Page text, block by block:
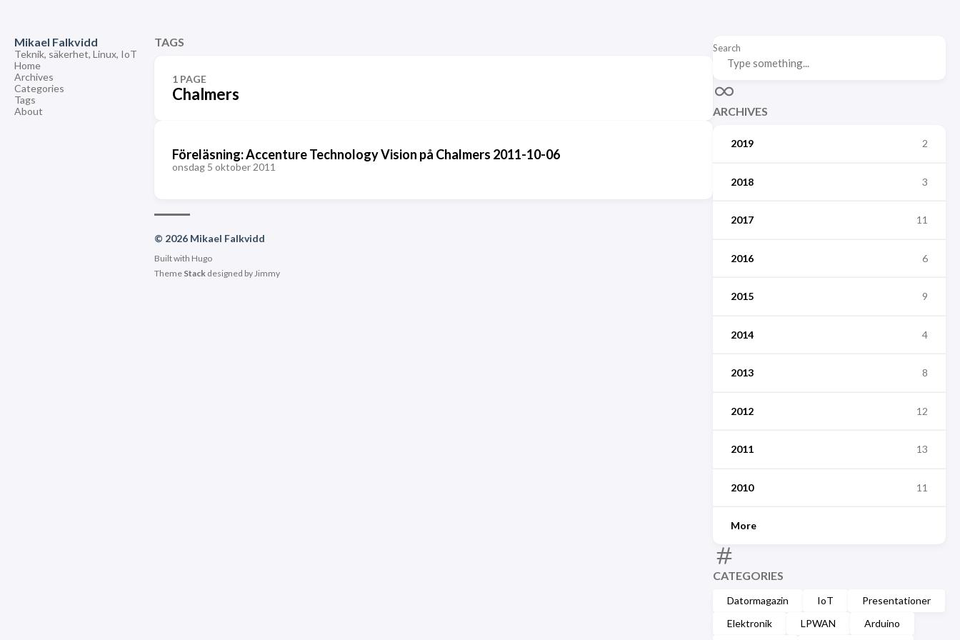
Mikael Falkvidd
Teknik, säkerhet, Linux, IoT
Home
Archives
Categories
Tags
About
Search
ARCHIVES
2019 2
2018 3
2017 11
2016 6
2015 9
2014 4
2013 8
2012 12
2011 13
2010 11
More
CATEGORIES
Datormagazin IoT
Presentationer
Elektronik
LPWAN Arduino
TAGS
1 PAGE
Chalmers
Föreläsning: Accenture Technology Vision på Chalmers 2011-10-06
onsdag 5 oktober 2011
© 2026 Mikael Falkvidd
Built with Hugo
Theme Stackdesigned byJimmy